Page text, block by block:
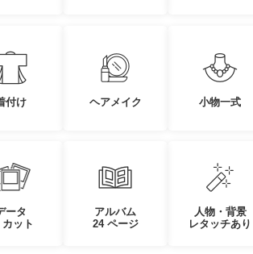
付け ヘアメイク 小物一式
ータ
ット
アルバム
24 ページ
人物・背景
レタッチあり